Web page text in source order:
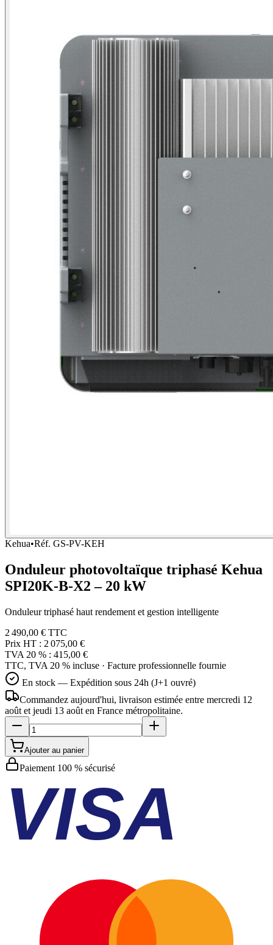
Kehua•Réf. GS-PV-KEH
Onduleur photovoltaïque triphasé Kehua
SPI20K-B-X2 – 20 kW
Onduleur triphasé haut rendement et gestion intelligente
2 490,00 € TTC
Prix HT : 2 075,00 €
TVA 20 % : 415,00 €
TTC, TVA 20 % incluse · Facture professionnelle fournie
En stock — Expédition sous 24h (J+1 ouvré)
Commandez aujourd'hui, livraison estimée entre mercredi 12
août et jeudi 13 août en France métropolitaine.
Ajouter au panier
Paiement 100 % sécurisé
VISA